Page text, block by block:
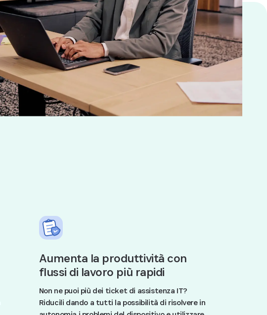
Aumenta la produttività con
flussi di lavoro più rapidi
Non ne puoi più dei ticket di assistenza IT?
Riducili dando a tutti la possibilità di risolvere in